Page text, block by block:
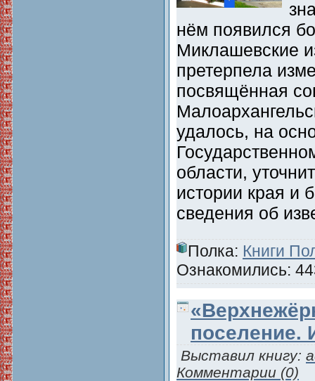
нём появился
Миклашевские
претерпела
посвящённая
удалось, на
области,
истории края и
сведения об
Полка: Книги
Ознакомились:
поселение.
Выставил книгу:
Комментарии (0)